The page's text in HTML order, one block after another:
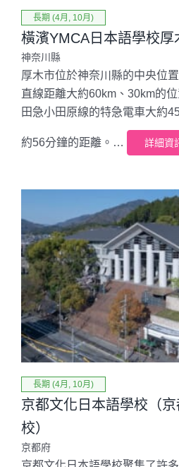
長期 (4月, 10月)
橫濱YMCA日本語學校厚
神奈川縣
厚木市位於神奈川縣的中央位
直線距離大約60km、30km的
田急小田原線的特急電車大約
約56分鐘的距離。… 詳細資
長期 (4月, 10月)
京都文化日本語學校（
校）
京都府